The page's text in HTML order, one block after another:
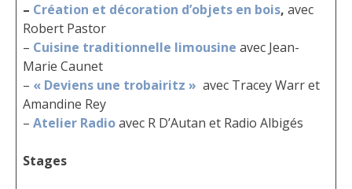
– Création et décoration d’objets en bois, avec
Robert Pastor
– Cuisine traditionnelle limousine avec Jean-
Marie Caunet
– « Deviens une trobairitz » avec Tracey Warr et
Amandine Rey
– Atelier Radioavec R D’Autan et Radio Albigés
Stages